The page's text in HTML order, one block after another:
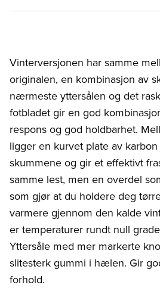
Vinterversjonen har samme
originalen, en kombinasjon av
nærmeste yttersålen og det
fotbladet gir en god
respons og god holdbarhet.
ligger en kurvet plate av
skummene og gir et effektivt
samme lest, men en overdel
som gjør at du holdere deg
varmere gjennom den kalde
er temperaturer rundt null
Yttersåle med mer markerte
slitesterk gummi i hælen. Gir
forhold.